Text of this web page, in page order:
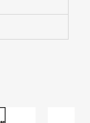
×
d'envies
des produits